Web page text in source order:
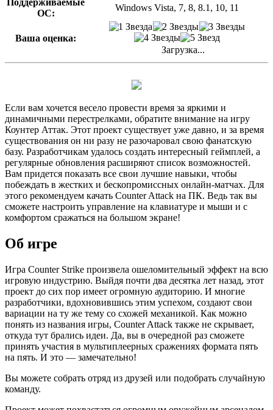
Поддерживаемые
ОС:
Windows Vista, 7, 8, 8.1, 10, 11
Ваша оценка:
Загрузка...
Если вам хочется весело провести время за яркими и
динамичными перестрелками, обратите внимание на игру
Коунтер Аттак. Этот проект существует уже давно, и за время
существования он ни разу не разочаровал свою фанатскую
базу. Разработчикам удалось создать интересный геймплей, а
регулярные обновления расширяют список возможностей.
Вам придется показать все свои лучшие навыки, чтобы
побеждать в жестких и бескопромиссных онлайн-матчах. Для
этого рекомендуем качать Counter Attack на ПК. Ведь так вы
сможете настроить управление на клавиатуре и мыши и с
комфортом сражаться на большом экране!
Об игре
Игра Counter Strike произвела ошеломительный эффект на всю
игровую индустрию. Выйдя почти два десятка лет назад, этот
проект до сих пор имеет огромную аудиторию. И многие
разработчики, вдохновившись этим успехом, создают свои
вариации на ту же тему со схожей механикой. Как можно
понять из названия игры, Counter Attack также не скрывает,
откуда тут брались идеи. Да, вы в очередной раз сможете
принять участия в мультиплеерных сражениях формата пять
на пять. И это — замечательно!
Вы можете собрать отряд из друзей или подобрать случайную
команду.